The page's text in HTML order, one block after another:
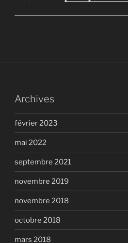
Archives
février 2023
mai 2022
septembre 2021
novembre 2019
novembre 2018
octobre 2018
mars 2018